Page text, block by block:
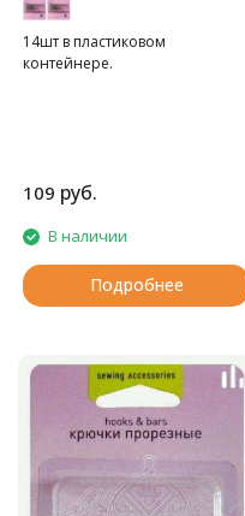
14шт в пластиковом
контейнере.
109 руб.
В наличии
Подробнее